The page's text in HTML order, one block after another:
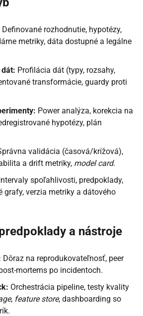
Definované rozhodnutie, hypotézy,
metriky, dáta dostupné a legálne
dát: Profilácia dát (typy, rozsahy,
transformácie, guardy proti
Power analýza, korekcia na
hypotézy, plán
validácia (časová/krížová),
a drift metriky, model card.
Intervaly spoľahlivosti, predpoklady,
grafy, verzia metriky a dátového
a nástroje
Dôraz na reprodukovateľnosť, peer
mortems po incidentoch.
Orchestrácia pipeline, testy kvality
, feature store, dashboarding so